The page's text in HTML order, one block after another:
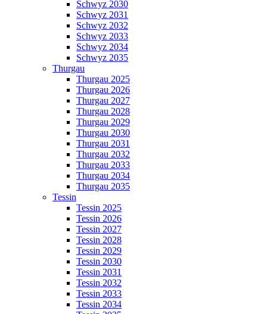
Schwyz 2030
Schwyz 2031
Schwyz 2032
Schwyz 2033
Schwyz 2034
Schwyz 2035
Thurgau
Thurgau 2025
Thurgau 2026
Thurgau 2027
Thurgau 2028
Thurgau 2029
Thurgau 2030
Thurgau 2031
Thurgau 2032
Thurgau 2033
Thurgau 2034
Thurgau 2035
Tessin
Tessin 2025
Tessin 2026
Tessin 2027
Tessin 2028
Tessin 2029
Tessin 2030
Tessin 2031
Tessin 2032
Tessin 2033
Tessin 2034